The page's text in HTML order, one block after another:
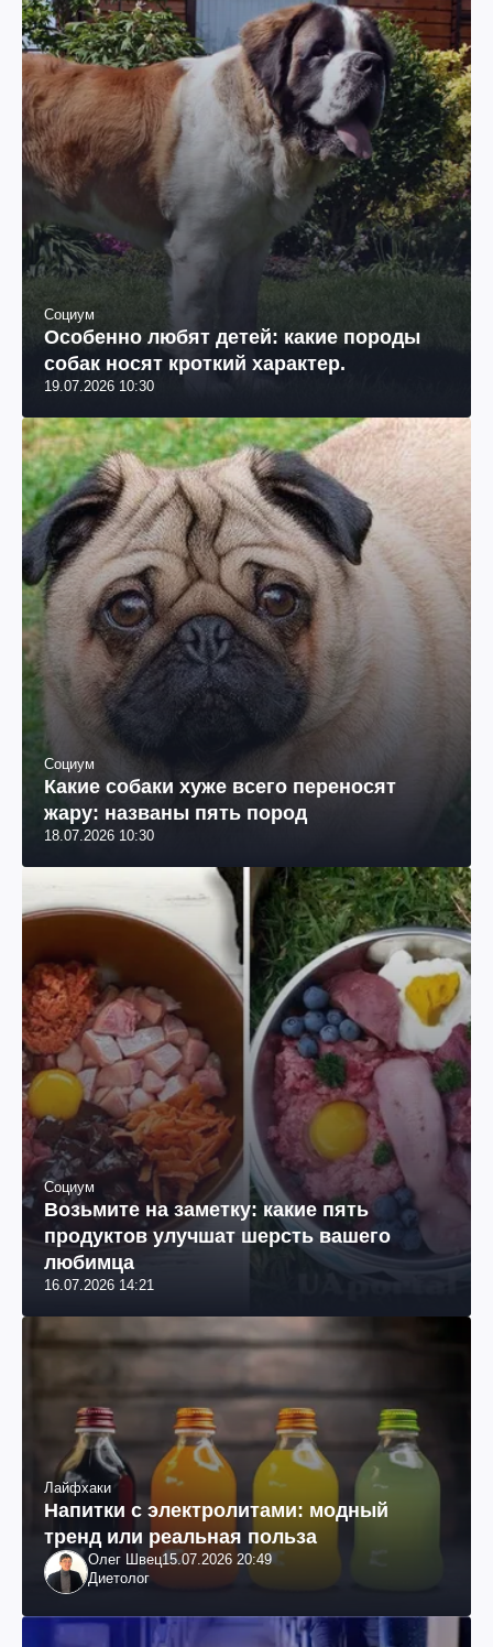
Социум
Особенно любят детей: какие породы
собак носят кроткий характер.
19.07.2026 10:30
Социум
Какие собаки хуже всего переносят
жару: названы пять пород
18.07.2026 10:30
Социум
Возьмите на заметку: какие пять
продуктов улучшат шерсть вашего
любимца
16.07.2026 14:21
Лайфхаки
Напитки с электролитами: модный
тренд или реальная польза
Олег Швец15.07.2026 20:49
Диетолог